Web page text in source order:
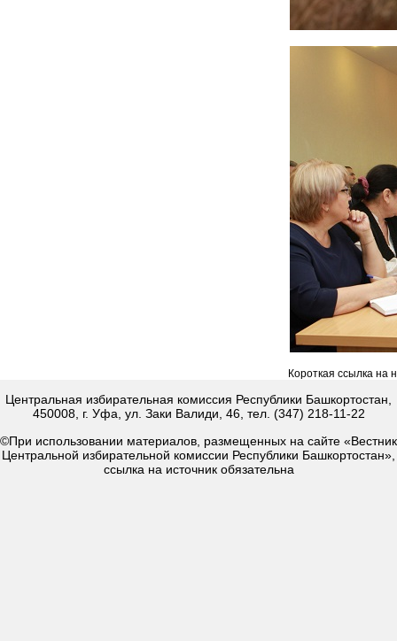
Короткая ссылка на
Центральная избирательная комиссия Республики Башкортостан,
450008, г. Уфа, ул. Заки Валиди, 46, тел. (347) 218-11-22
©При использовании материалов, размещенных на сайте «Вестник
Центральной избирательной комиссии Республики Башкортостан»,
ссылка на источник обязательна